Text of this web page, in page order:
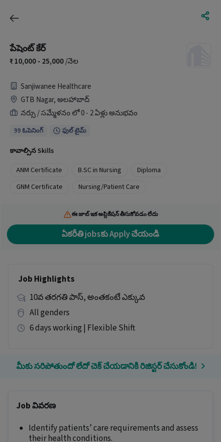
పేషెంట్ కేర్
10,000 - 25,000/నెల
Sanjiwanee Healthcare
GTB Nagar, అలహాబాద్
నర్సు / సమ్మేళనం లో 0 - 2 ఏళ్లు అనుభవం
99 ఓపెనింగ్ ఫుల్ టైమ్
కావాల్సిన Skills
ANM Certificate
B.SC in Nursing
Diploma
GNM Certificate
Nursing/Patient Care
ఈ జాబ్ ఇక అప్లికేషన్ తీసుకోవడం లేదు
ఏకరీతి jobsకు Apply చేయండి
Job Highlights
10వ తరగతి పాస్, అంతకంటే ఎక్కువ
All genders
6 days working | Flexible Shift
మీకు సరిపోతుందో లేదో చెక్ చేయడానికి రిజిస్టర్ చేసుకోండి!
Job వివరణ
Identify patients’ care requirements and assess
their health conditions.